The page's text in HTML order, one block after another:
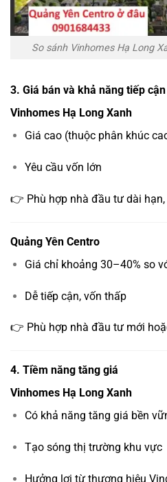
So sánh Vinhomes Hạ Long
3. Giá bán và khả năng tiếp cận
Vinhomes Hạ Long Xanh
Giá cao (thuộc phân khúc
Yêu cầu vốn lớn
👉 Phù hợp nhà đầu tư dài
Quảng Yên Centro
Giá chỉ khoảng 30–40% so
Dễ tiếp cận, vốn thấp
👉 Phù hợp nhà đầu tư mới
4. Tiềm năng tăng giá
Vinhomes Hạ Long Xanh
Có khả năng tăng giá bền
Tạo sóng thị trường khu vực
Hưởng lợi từ thương hiệu